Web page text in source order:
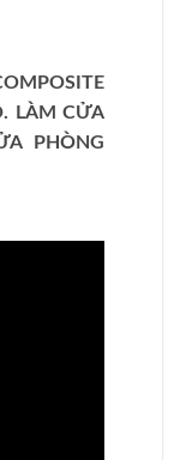
LÀM CỬA
PHÒNG